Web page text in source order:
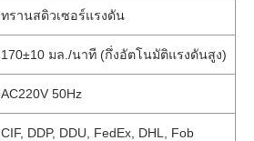
ทรานสดิวเซอร์แรงดัน
170±10 มล./นาที (กึ่งอัตโนมัติแรงดันสูง)
AC220V 50Hz
CIF, DDP, DDU, FedEx, DHL, Fob